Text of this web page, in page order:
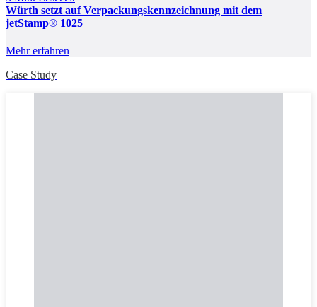
Würth setzt auf Verpackungskennzeichnung mit dem
jetStamp® 1025
Mehr erfahren
Case Study